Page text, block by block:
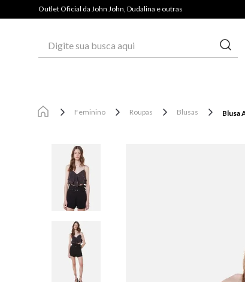
Outlet Oficial da John John, Dudalina e outrasPAGUE COM PIX E GANHE
Feminino Roupas Blusas Blusa